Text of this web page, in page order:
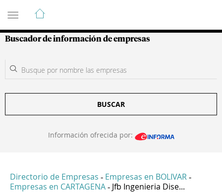
Guía de Empresas Colombianas
Buscador de información de empresas
BUSCAR
Información ofrecida por:
Directorio de Empresas - Empresas en BOLIVAR -
Empresas en CARTAGENA - Jfb Ingenieria Dise...